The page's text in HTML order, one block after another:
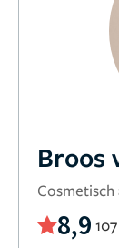
Broos
8,9